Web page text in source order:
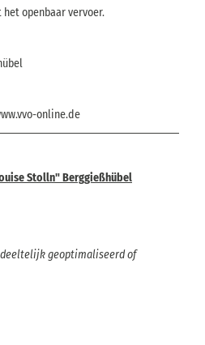
openbaar vervoer.
online.de
Stolln" Berggießhübel
geoptimaliseerd of